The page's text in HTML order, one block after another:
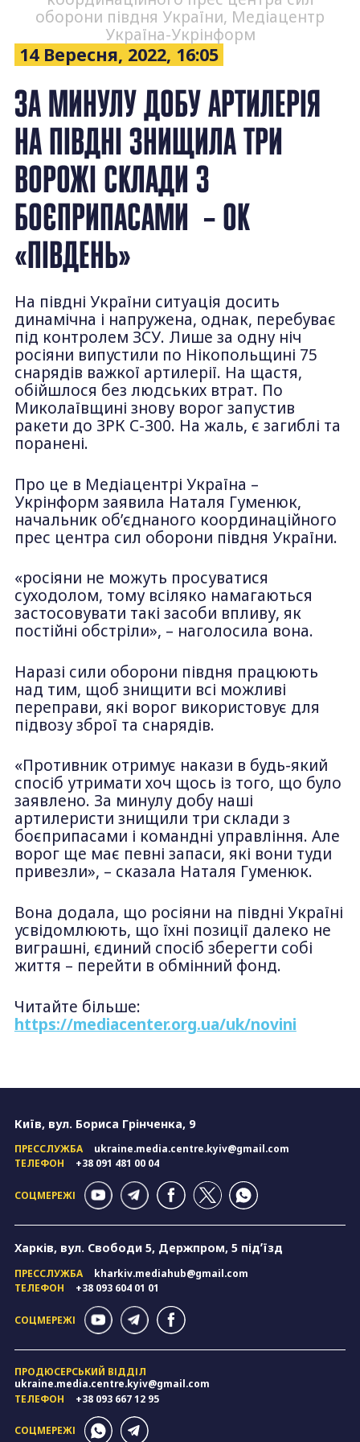
оборони півдня України, Медіацентр
Україна-Укрінформ
14 Вересня, 2022, 16:05
ЗА МИНУЛУ ДОБУ АРТИЛЕРІЯ
НА ПІВДНІ ЗНИЩИЛА ТРИ
ВОРОЖІ СКЛАДИ З
БОЄПРИПАСАМИ – ОК
«ПІВДЕНЬ»
На півдні України ситуація досить
динамічна і напружена, однак, перебуває
під контролем ЗСУ. Лише за одну ніч
росіяни випустили по Нікопольщині 75
снарядів важкої артилерії. На щастя,
обійшлося без людських втрат. По
Миколаївщині знову ворог запустив
ракети до ЗРК С-300. На жаль, є загиблі та
поранені.
Про це в Медіацентрі Україна –
Укрінформ заявила Наталя Гуменюк,
начальник об’єднаного координаційного
прес центра сил оборони півдня України.
«росіяни не можуть просуватися
суходолом, тому всіляко намагаються
застосовувати такі засоби впливу, як
постійні обстріли», – наголосила вона.
Наразі сили оборони півдня працюють
над тим, щоб знищити всі можливі
переправи, які ворог використовує для
підвозу зброї та снарядів.
«Противник отримує накази в будь-який
спосіб утримати хоч щось із того, що було
заявлено. За минулу добу наші
артилеристи знищили три склади з
боєприпасами і командні управління. Але
ворог ще має певні запаси, які вони туди
привезли», – сказала Наталя Гуменюк.
Вона додала, що росіяни на півдні Україні
усвідомлюють, що їхні позиції далеко не
виграшні, єдиний спосіб зберегти собі
життя – перейти в обмінний фонд.
Читайте більше:
https://mediacenter.org.ua/uk/novini
Київ, вул. Бориса Грінченка, 9
ПРЕССЛУЖБА
ukraine.media.centre.kyiv@gmail.com
ТЕЛЕФОН
+38 091 481 00 04
СОЦМЕРЕЖІ
Харків, вул. Свободи 5, Держпром, 5 підʼїзд
ПРЕССЛУЖБА
kharkiv.mediahub@gmail.com
ТЕЛЕФОН
+38 093 604 01 01
СОЦМЕРЕЖІ
ПРОДЮСЕРСЬКИЙ ВІДДІЛ
ukraine.media.centre.kyiv@gmail.com
ТЕЛЕФОН
+38 093 667 12 95
СОЦМЕРЕЖІ